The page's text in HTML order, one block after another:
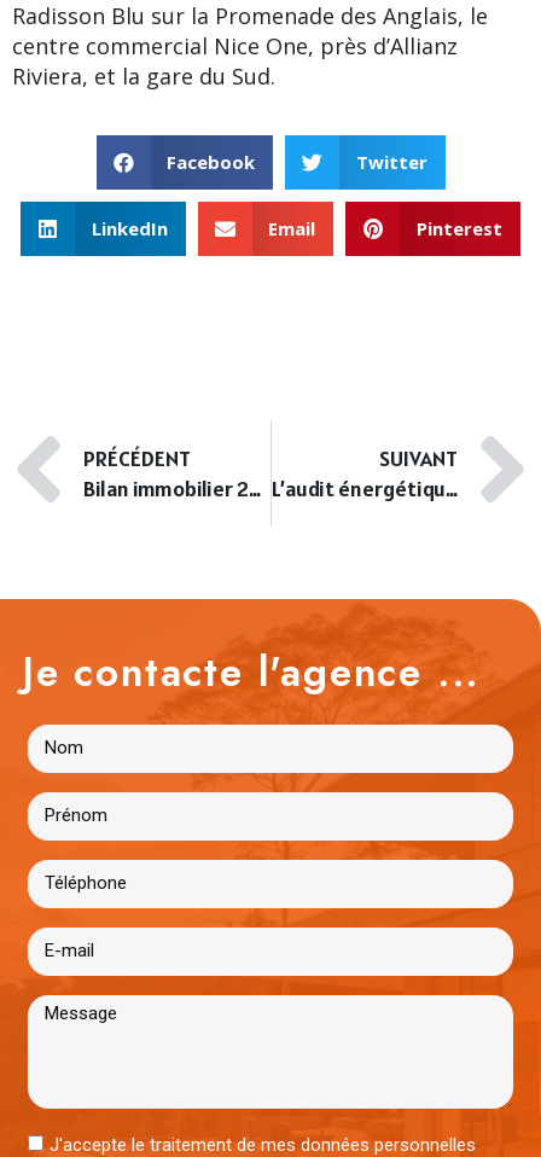
Radisson Blu sur la Promenade des Anglais, le
centre commercial Nice One, près d’Allianz
Riviera, et la gare du Sud.
Facebook Twitter
LinkedIn Email Pinterest
PRÉCÉDENT
Bilan immobilier 2022 & Perspectives 2023
SUIVANT
L’audit énergétique des maisons énergivores
Je contacte l'agence ...
J'accepte le traitement de mes données personnelles